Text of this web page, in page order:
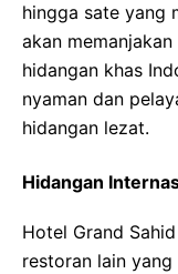
hingga sate yang
akan
hidangan khas
nyaman dan
hidangan lezat.
Hidangan
Hotel Grand
restoran lain